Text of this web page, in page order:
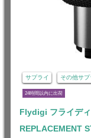
サプライ その他サプ
24時間以内に出荷
Flydigi フライデ
REPLACEMENT